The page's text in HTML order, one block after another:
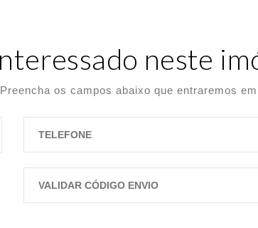
neste
Preencha os campos abaixo que entraremos